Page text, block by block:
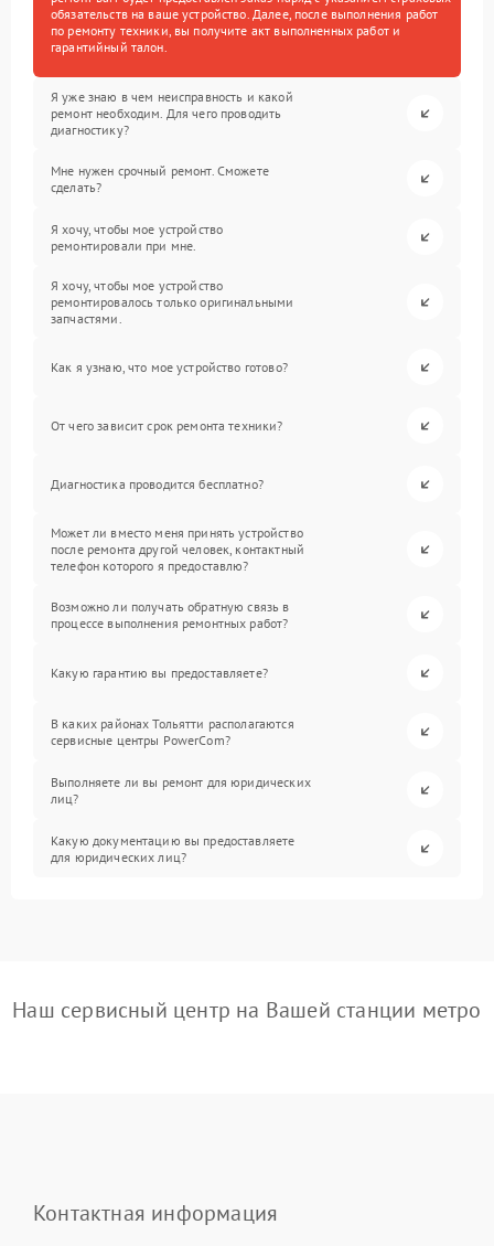
обязательств на ваше устройство. Далее, после выполнения работ
по ремонту техники, вы получите акт выполненных работ и
гарантийный талон.
Я уже знаю в чем неисправность и какой
ремонт необходим. Для чего проводить
диагностику?
Мне нужен срочный ремонт. Сможете
сделать?
Я хочу, чтобы мое устройство
ремонтировали при мне.
Я хочу, чтобы мое устройство
ремонтировалось только оригинальными
запчастями.
Как я узнаю, что мое устройство готово?
От чего зависит срок ремонта техники?
Диагностика проводится бесплатно?
Может ли вместо меня принять устройство
после ремонта другой человек, контактный
телефон которого я предоставлю?
Возможно ли получать обратную связь в
процессе выполнения ремонтных работ?
Какую гарантию вы предоставляете?
В каких районах Тольятти располагаются
сервисные центры PowerCom?
Выполняете ли вы ремонт для юридических
лиц?
Какую документацию вы предоставляете
для юридических лиц?
Наш сервисный центр на Вашей станции метро
Контактная информация